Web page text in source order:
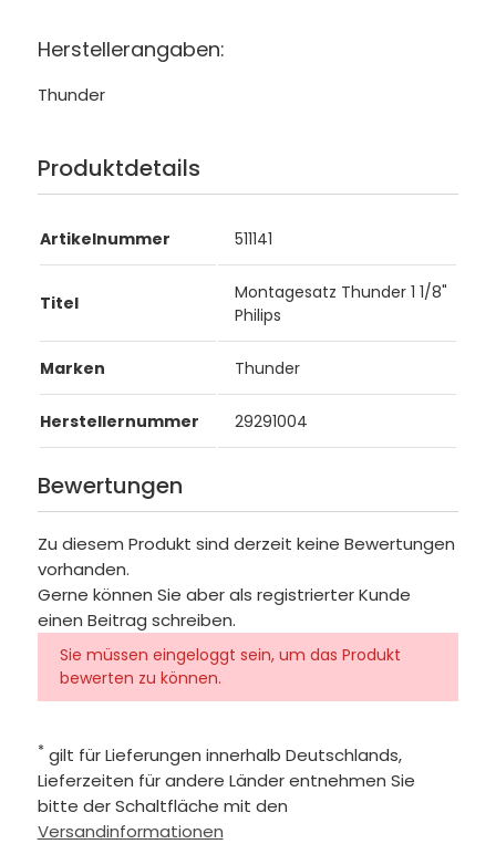
Herstellerangaben:
Thunder
Produktdetails
Artikelnummer 511141
Titel
Montagesatz Thunder 1 1/8"
Philips
Marken Thunder
Herstellernummer 29291004
Bewertungen
Zu diesem Produkt sind derzeit keine Bewertungen
vorhanden.
Gerne können Sie aber als registrierter Kunde
einen Beitrag schreiben.
Sie müssen eingeloggt sein, um das Produkt
bewerten zu können.
* gilt für Lieferungen innerhalb Deutschlands,
Lieferzeiten für andere Länder entnehmen Sie
bitte der Schaltfläche mit den
Versandinformationen